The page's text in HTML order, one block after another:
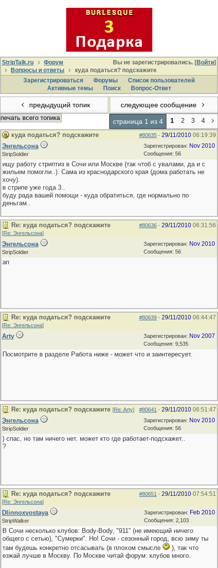
Вы не зарегистрировались. [Войти]
StripTalk.ru
Форум
Вопросы и ответы
куда податься? подскажите
Зарегистрироваться
Форумы
Список пользователей
Активные темы
Поиcк Вопрос-Ответ
предыдущий топик следующее сообщение
печать всего топика страница 1 из 4 1 2 3 4
#80635 - 29/11/2010 06:19:39
куда податься? подскажите
Зарегистрирован: Nov 2010
Сообщения: 56
Энгельсона
StripSoldier
ищу работу стриптиз в Сочи или Москве (так чтоб с увалами, да и с
жильем помогли..). Сама из краснодарского края (дома работать не
хочу).
в стрипе уже года 3..
буду рада вашей помощи - куда обратиться, где нормально по
деньгам..
#80636 - 29/11/2010 06:31:56
Re: куда податься? подскажите
[Re: Энгельсона]
Зарегистрирован: Nov 2010
Сообщения: 56
Энгельсона
StripSoldier
ап
#80639 - 29/11/2010 06:44:47
Re: куда податься? подскажите
[Re: Энгельсона]
Зарегистрирован: Nov 2007
Сообщения: 9,535
Arty
Посмотрите в разделе Работа ниже - может что и заинтересует.
#80641 - 29/11/2010 06:51:47
Re: куда податься? подскажите [Re: Arty]
Зарегистрирован: Nov 2010
Сообщения: 56
Энгельсона
StripSoldier
) спас, но там ничего нет. может кто где работает-подскажет..
?
#80651 - 29/11/2010 07:54:51
Re: куда податься? подскажите
[Re: Энгельсона]
Зарегистрирован: Feb 2010
Сообщения: 2,103
Dlinnoxvostaya
StripWalker
В Сочи несколько клубов: Body-Body, "911" (не имеющий ничего
общего с сетью), "Сумерки". Но! Сочи - сезонный город, всю зиму ты
там будешь конкретно отсасывать (в плохом смысле
), так что
езжай лучше в Москву. По Москве читай форум: клубов много.